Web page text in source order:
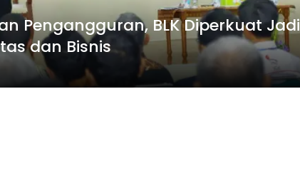
Pengangguran, BLK Diperkuat Jadi
dan Bisnis